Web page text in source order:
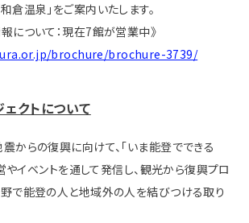
倉温泉」をご案内いたします。
について：現在7館が営業中》
brochure/brochure-3739/
クトについて
からの復興に向けて、「いま能登でできる
やイベントを通して発信し、観光から復興プロ
で能登の人と地域外の人を結びつける取り